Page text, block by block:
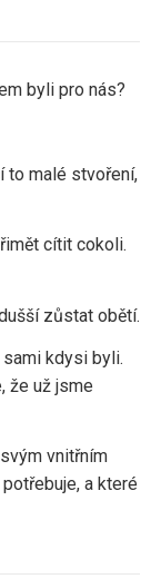
byli pro nás?
to malé stvoření,
cítit cokoli.
zůstat obětí.
kdysi byli.
že už jsme
vnitřním
a které